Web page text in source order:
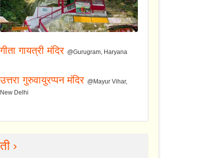
गीता गायत्री मंदिर @Gurugram, Haryana
उत्तरा गुरुवायुरप्पन मंदिर @Mayur Vihar,
New Delhi
›